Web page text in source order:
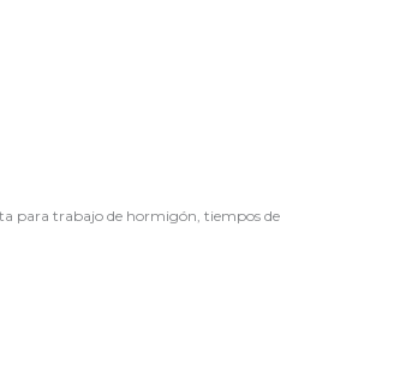
para trabajo de hormigón, tiempos de